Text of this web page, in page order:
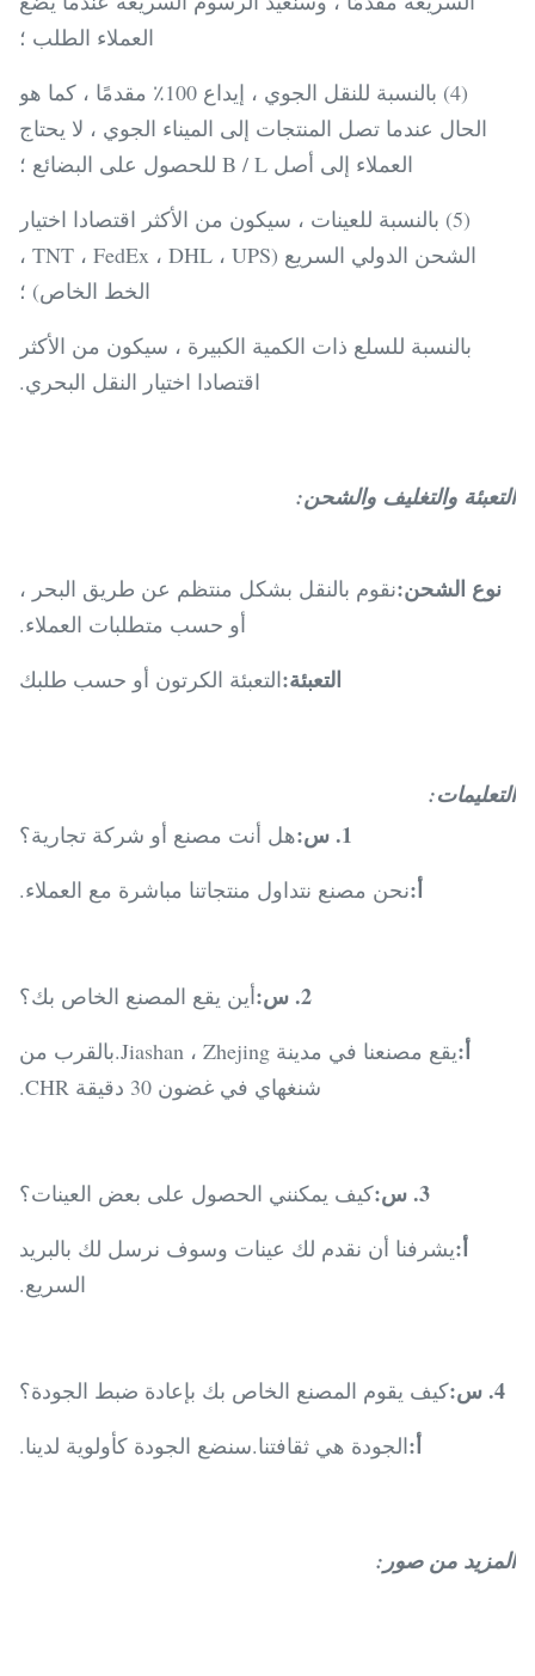
العملاء الطلب ؛
(4) بالنسبة للنقل الجوي ، إيداع 100٪ مقدمًا ، كما هو
الحال عندما تصل المنتجات إلى الميناء الجوي ، لا يحتاج
العملاء إلى أصل B / L للحصول على البضائع ؛
(5) بالنسبة للعينات ، سيكون من الأكثر اقتصادا اختيار
الشحن الدولي السريع (TNT ، FedEx ، DHL ، UPS ،
الخط الخاص) ؛
بالنسبة للسلع ذات الكمية الكبيرة ، سيكون من الأكثر
اقتصادا اختيار النقل البحري.
التعبئة والتغليف والشحن:
نوع الشحن:نقوم بالنقل بشكل منتظم عن طريق البحر ،
أو حسب متطلبات العملاء.
التعبئة:التعبئة الكرتون أو حسب طلبك
التعليمات:
1. س: هل أنت مصنع أو شركة تجارية؟
أ:نحن مصنع نتداول منتجاتنا مباشرة مع العملاء.
2. س: أين يقع المصنع الخاص بك؟
أ:
يقع مصنعنا في مدينة Jiashan ، Zhejing.بالقرب من
شنغهاي في غضون 30 دقيقة CHR.
3. س: كيف يمكنني الحصول على بعض العينات؟
أ:يشرفنا أن نقدم لك عينات وسوف نرسل لك بالبريد
السريع.
4. س: كيف يقوم المصنع الخاص بك بإعادة ضبط الجودة؟
أ:الجودة هي ثقافتنا.سنضع الجودة كأولوية لدينا.
المزيد من صور: